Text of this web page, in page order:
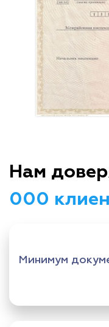
Нам
000
Минимум